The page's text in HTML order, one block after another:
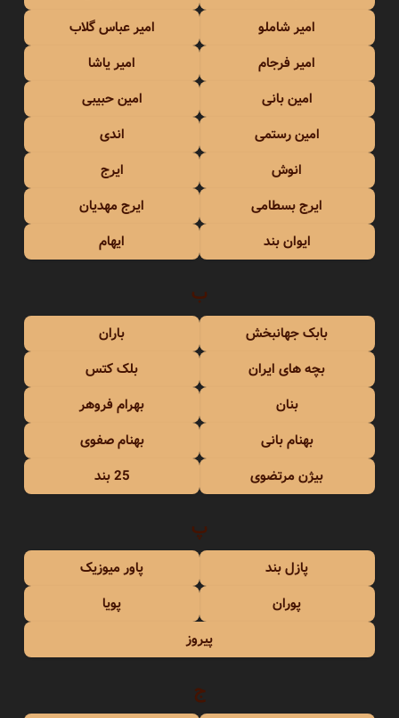
امیر شاملو
امیر عباس گلاب
امیر فرجام
امیر یاشا
امین بانی
امین حبیبی
امین رستمی
اندی
انوش
ایرج
ایرج بسطامی
ایرج مهدیان
ایوان بند
ایهام
ب
بابک جهانبخش
باران
بچه های ایران
بلک کتس
بنان
بهرام فروهر
بهنام بانی
بهنام صفوی
بیژن مرتضوی
25 بند
پ
پازل بند
پاور میوزیک
پوران
پویا
پیروز
ج